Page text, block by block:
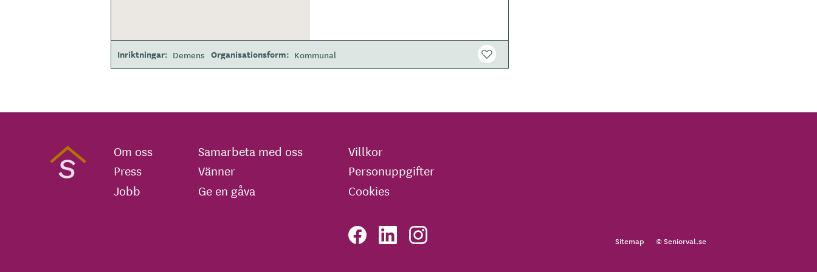
Inriktningar Demens Organisationsform Kommunal
Om oss
Press
Jobb
Samarbeta med oss
Vänner
Ge en gåva
Villkor
Personuppgifter
Cookies
Sitemap © Seniorval.se